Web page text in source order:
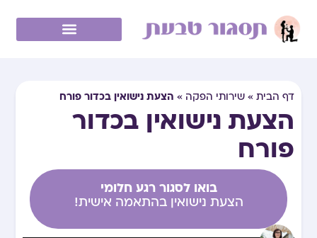
דף הבית »שירותי הפקה » הצעת נישואין בכדור פורח
הצעת נישואין בכדור
פורח
בואו לסגור רגע חלומי
הצעת נישואין בהתאמה אישית!